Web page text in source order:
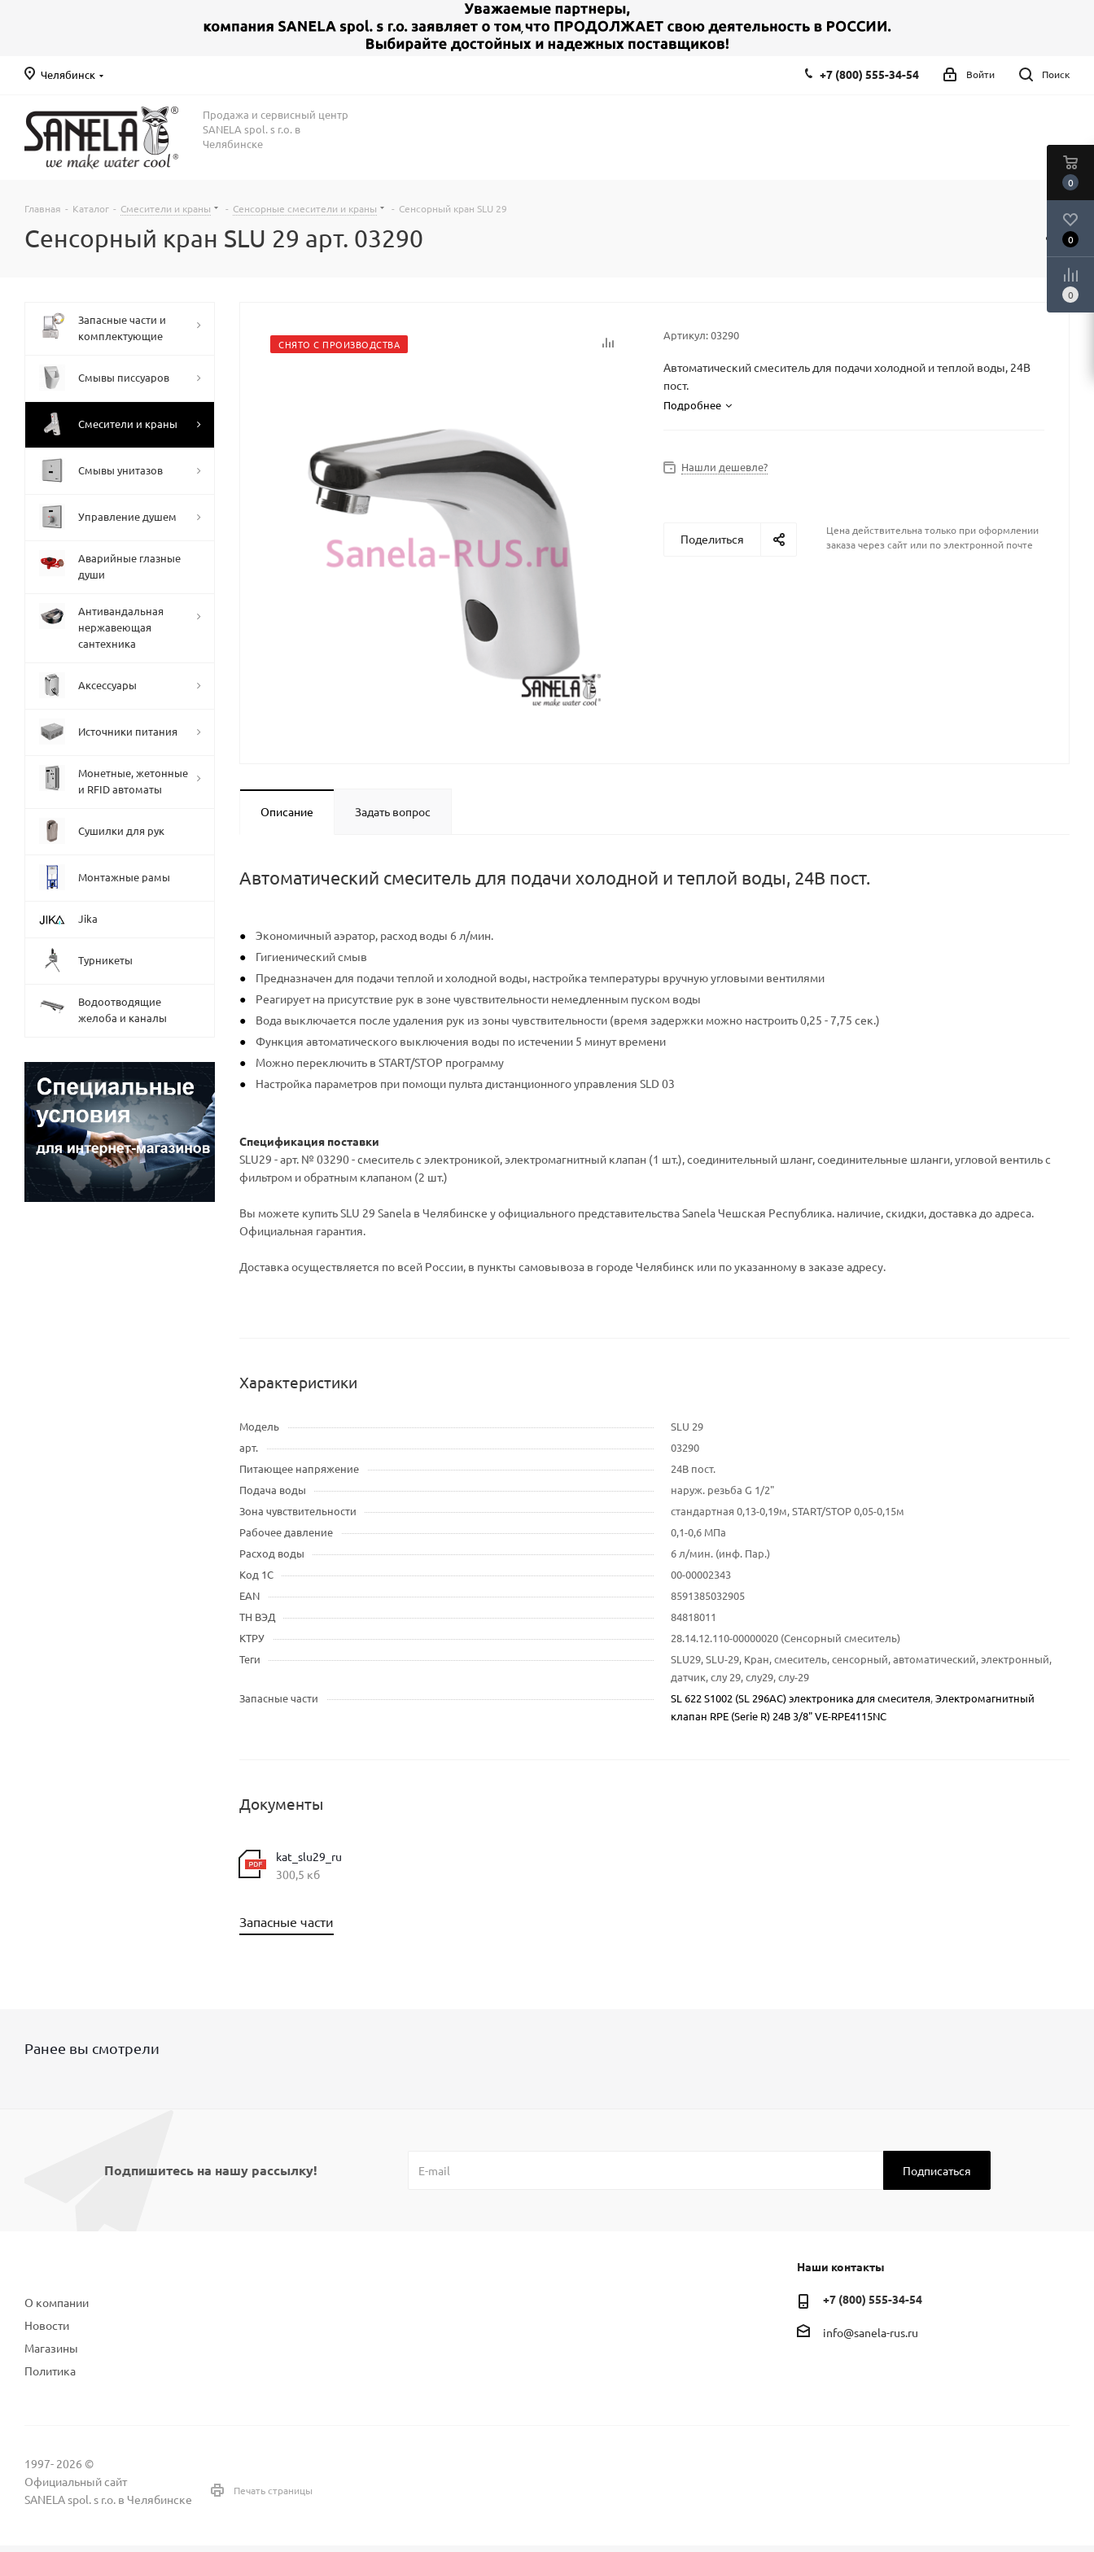
Челябинск Поиск
Войти
+7 (800) 555-34-54
Продажа и сервисный центр
SANELA spol. s r.o. в
Челябинске
Главная - Каталог - Смесители и краны - Сенсорные смесители и краны - Сенсорный кран SLU 29
Сенсорный кран SLU 29 арт. 03290
СНЯТО С ПРОИЗВОДСТВА
Артикул:03290
Автоматический смеситель для подачи холодной и теплой воды, 24В
пост.
Подробнее
Нашли дешевле?
Поделиться
Цена действительна только при оформлении
заказа через сайт или по электронной почте
Описание Задать вопрос
Автоматический смеситель для подачи холодной и теплой воды, 24В пост.
Экономичный аэратор, расход воды 6 л/мин.
Гигиенический смыв
Предназначен для подачи теплой и холодной воды, настройка температуры вручную угловыми вентилями
Реагирует на присутствие рук в зоне чувствительности немедленным пуском воды
Вода выключается после удаления рук из зоны чувствительности (время задержки можно настроить 0,25 - 7,75 сек.)
Функция автоматического выключения воды по истечении 5 минут времени
Можно переключить в START/STOP программу
Настройка параметров при помощи пульта дистанционного управления SLD 03
Спецификация поставки
SLU29 - арт. № 03290 - смеситель с электроникой, электромагнитный клапан (1 шт.), соединительный шланг, соединительные шланги, угловой вентиль с
фильтром и обратным клапаном (2 шт.)
Вы можете купить SLU 29 Sanela в Челябинске у официального представительства Sanela Чешская Республика. наличие, скидки, доставка до адреса.
Официальная гарантия.
Доставка осуществляется по всей России, в пункты самовывоза в городе Челябинск или по указанному в заказе адресу.
Характеристики
Модель
SLU 29
арт.
03290
Питающее напряжение
24В пост.
Подача воды
наруж. резьба G 1/2"
Зона чувствительности
стандартная 0,13-0,19м, START/STOP 0,05-0,15м
Рабочее давление
0,1-0,6 МПа
Расход воды
6 л/мин. (инф. Пар.)
Код 1С
00-00002343
EAN
8591385032905
ТН ВЭД
84818011
КТРУ
28.14.12.110-00000020 (Сенсорный смеситель)
Теги
SLU29, SLU-29, Кран, смеситель, сенсорный, автоматический, электронный,
датчик, слу 29, слу29, слу-29
Запасные части
SL 622 S1002 (SL 296AC) электроника для смесителя,Электромагнитный
клапан RPE (Serie R) 24В 3/8" VE-RPE4115NC
Документы
kat_slu29_ru
300,5 кб
Запасные части
Запасные части и
комплектующие
Смывы писсуаров
Смесители и краны
Смывы унитазов
Управление душем
Аварийные глазные
души
Антивандальная
нержавеющая
сантехника
Аксессуары
Источники питания
Монетные, жетонные
и RFID автоматы
Сушилки для рук
Монтажные рамы
Jika
Турникеты
Водоотводящие
желоба и каналы
Ранее вы смотрели
Подпишитесь на нашу рассылку!
О компании
Новости
Магазины
Политика
Наши контакты
+7 (800) 555-34-54
info@sanela-rus.ru
1997- 2026 ©
Официальный сайт
SANELA spol. s r.o. в Челябинске
Печать страницы
0
0
0